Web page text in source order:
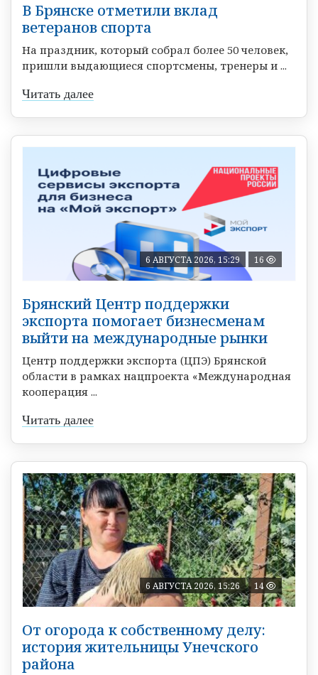
В Брянске отметили вклад
ветеранов спорта
На праздник, который собрал более 50 человек,
пришли выдающиеся спортсмены, тренеры и ...
Читать далее
6 АВГУСТА 2026, 15:29 16
Брянский Центр поддержки
экспорта помогает бизнесменам
выйти на международные рынки
Центр поддержки экспорта (ЦПЭ) Брянской
области в рамках нацпроекта «Международная
кооперация ...
Читать далее
6 АВГУСТА 2026, 15:26 14
От огорода к собственному делу:
история жительницы Унечского
района